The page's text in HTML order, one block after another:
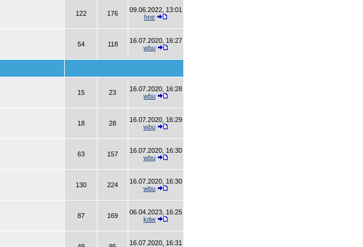
122 176
09.06.2022, 13:01
hne
54 118
16.07.2020, 16:27
wbu
15 23
16.07.2020, 16:28
wbu
18 28
16.07.2020, 16:29
wbu
63 157
16.07.2020, 16:30
wbu
130 224
16.07.2020, 16:30
wbu
87 169
06.04.2023, 16:25
kdw
16.07.2020, 16:31